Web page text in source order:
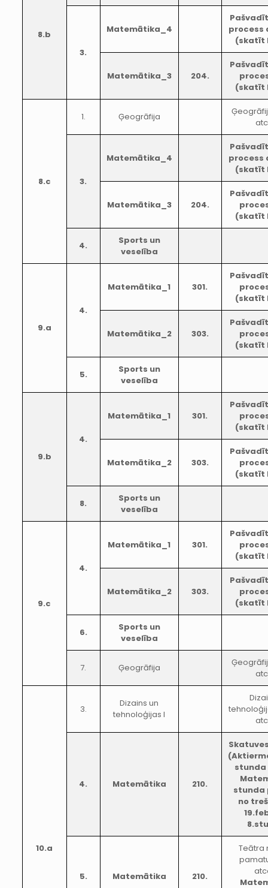
8.b
3.
Matemātika_4
process
(skatīt
Matemātika_3 204.
(skatīt
8.c
1. Ģeogrāfija
3.
Matemātika_4
process
(skatīt
Matemātika_3 204.
(skatīt
4.
Sports un
veselība
9.a
4.
Matemātika_1 301.
(skatīt
Matemātika_2 303.
(skatīt
5.
Sports un
veselība
9.b
4.
Matemātika_1 301.
(skatīt
Matemātika_2 303.
(skatīt
8.
Sports un
veselība
9.c
4.
Matemātika_1 301.
(skatīt
Matemātika_2 303.
(skatīt
6.
Sports un
veselība
7. Ģeogrāfija
10.a
3.
Dizains un
tehnoloģijas I
4. Matemātika 210.
stunda
no
5. Matemātika 210.
Teātra